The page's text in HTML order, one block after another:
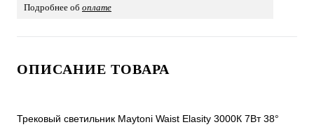
Подробнее об оплате
ОПИСАНИЕ ТОВАРА
Трековый светильник Maytoni Waist Elasity 3000К 7Вт 38°